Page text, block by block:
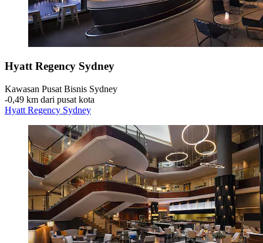
Hyatt Regency Sydney
Kawasan Pusat Bisnis Sydney
‐0,49 km dari pusat kota
Hyatt Regency Sydney